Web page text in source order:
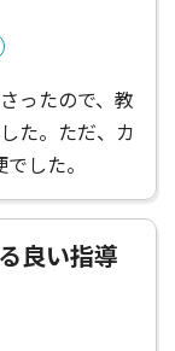
ったので、教
た。ただ、カ
した。
良い指導